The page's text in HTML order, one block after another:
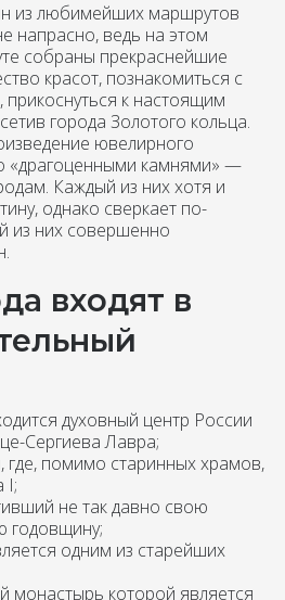
из любимейших маршрутов
напрасно, ведь на этом
собраны прекраснейшие
красот, познакомиться с
к настоящим
города Золотого кольца.
ювелирного
«драгоценными камнями» —
Каждый из них хотя и
однако сверкает по-
из них совершенно
входят в
духовный центр России
Сергиева Лавра;
где, помимо старинных храмов,
I;
не так давно свою
годовщину;
одним из старейших
монастырь которой является